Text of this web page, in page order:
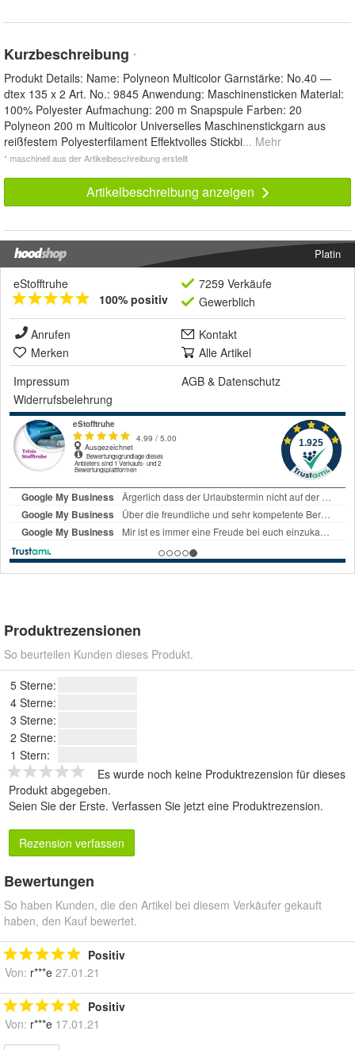
Kurzbeschreibung *
Produkt Details: Name: Polyneon Multicolor Garnstärke: No.40 —
dtex 135 x 2 Art. No.: 9845 Anwendung: Maschinensticken Material:
100% Polyester Aufmachung: 200 m Snapspule Farben: 20
Polyneon 200 m Multicolor Universelles Maschinenstickgarn aus
reißfestem Polyesterfilament Effektvolles Stickbi... Mehr
* maschinell aus der Artikelbeschreibung erstellt
Artikelbeschreibung anzeigen
Platin
eStofftruhe
100% positiv
7259 Verkäufe
Gewerblich
Anrufen
Kontakt
Merken
Alle Artikel
Impressum
AGB & Datenschutz
Widerrufsbelehrung
Produktrezensionen
So beurteilen Kunden dieses Produkt.
5 Sterne:
4 Sterne:
3 Sterne:
2 Sterne:
1 Stern:
Es wurde noch keine Produktrezension für dieses
Produkt abgegeben.
Seien Sie der Erste. Verfassen Sie jetzt eine Produktrezension.
Rezension verfassen
Bewertungen
So haben Kunden, die den Artikel bei diesem Verkäufer gekauft
haben, den Kauf bewertet.
Positiv
Von: r***e 27.01.21
Positiv
Von: r***e 17.01.21